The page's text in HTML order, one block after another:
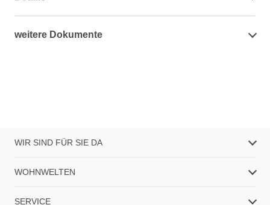
weitere Dokumente
WIR SIND FÜR SIE DA
WOHNWELTEN
SERVICE